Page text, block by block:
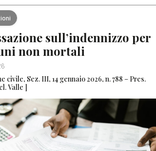
sull’indennizzo per
non mortali
civile, Sez. III, 14 gennaio 2026, n. 788 – Pres.
Valle ]